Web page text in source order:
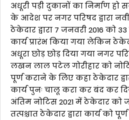
अधूरी पड़ी दुकानों का निर्माण
के आदेश पर नगर परिषद द्वारा
ठेकेदार द्वारा 7 जनवरी 2016 को
कार्य प्रारंभ किया गया लेकिन
अधूरा छोड़ छोड़ दिया गया नगर
लखन लाल पटेल गोरीहार को
पूर्ण कराने के लिए कहा ठेकेदार
कार्य पुनः चालू करा कर बंद कर
अंतिम नोटिस 2021 में ठेकेदार को
तत्पश्चात ठेकेदार द्वारा कार्य को